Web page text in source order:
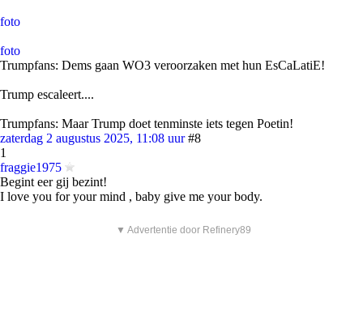
foto
foto
Trumpfans: Dems gaan WO3 veroorzaken met hun EsCaLatiE!
Trump escaleert....
Trumpfans: Maar Trump doet tenminste iets tegen Poetin!
zaterdag 2 augustus 2025, 11:08 uur #8
1
fraggie1975
Begint eer gij bezint!
I love you for your mind , baby give me your body.
▼ Advertentie door Refinery89